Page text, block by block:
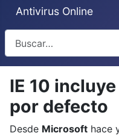
Antivirus Online
IE 10
por defecto
Desde Microsoft hace